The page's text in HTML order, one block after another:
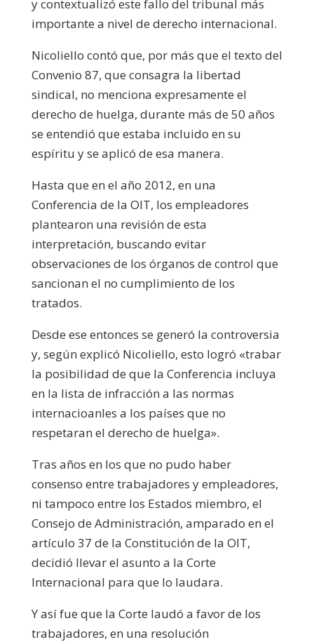
y contextualizó este fallo del tribunal más
importante a nivel de derecho internacional.
Nicoliello contó que, por más que el texto del
Convenio 87, que consagra la libertad
sindical, no menciona expresamente el
derecho de huelga, durante más de 50 años
se entendió que estaba incluido en su
espíritu y se aplicó de esa manera.
Hasta que en el año 2012, en una
Conferencia de la OIT, los empleadores
plantearon una revisión de esta
interpretación, buscando evitar
observaciones de los órganos de control que
sancionan el no cumplimiento de los
tratados.
Desde ese entonces se generó la controversia
y, según explicó Nicoliello, esto logró «trabar
la posibilidad de que la Conferencia incluya
en la lista de infracción a las normas
internacioanles a los países que no
respetaran el derecho de huelga».
Tras años en los que no pudo haber
consenso entre trabajadores y empleadores,
ni tampoco entre los Estados miembro, el
Consejo de Administración, amparado en el
artículo 37 de la Constitución de la OIT,
decidió llevar el asunto a la Corte
Internacional para que lo laudara.
Y así fue que la Corte laudó a favor de los
trabajadores, en una resolución